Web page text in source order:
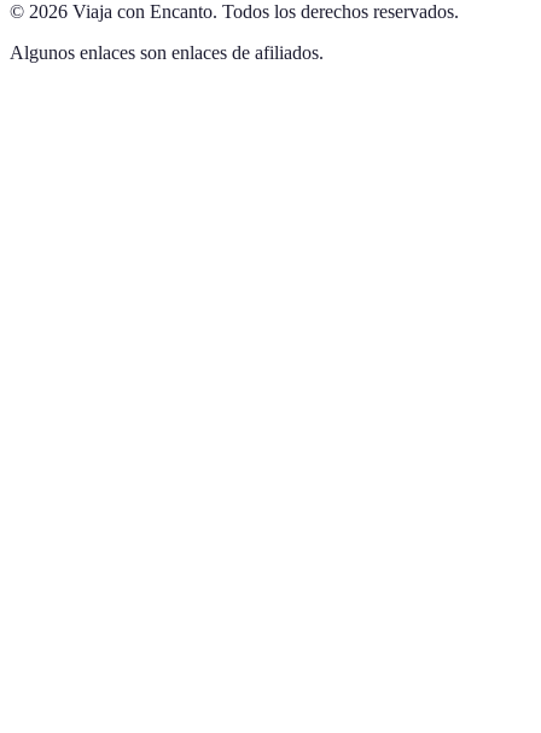
© 2026 Viaja con Encanto. Todos los derechos reservados.
Algunos enlaces son enlaces de afiliados.